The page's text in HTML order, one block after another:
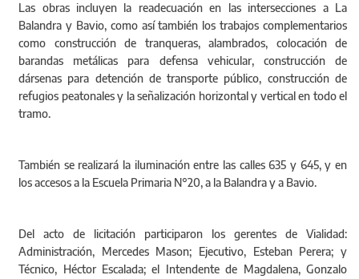
Las obras incluyen la readecuación en las intersecciones a La
Balandra y Bavio, como así también los trabajos complementarios
como construcción de tranqueras, alambrados, colocación de
barandas metálicas para defensa vehicular, construcción de
dársenas para detención de transporte público, construcción de
refugios peatonales y la señalización horizontal y vertical en todo el
tramo.
También se realizará la iluminación entre las calles 635 y 645, y en
los accesos a la Escuela Primaria N°20, a la Balandra y a Bavio.
Del acto de licitación participaron los gerentes de Vialidad:
Administración, Mercedes Mason; Ejecutivo, Esteban Perera; y
Técnico, Héctor Escalada; el Intendente de Magdalena, Gonzalo